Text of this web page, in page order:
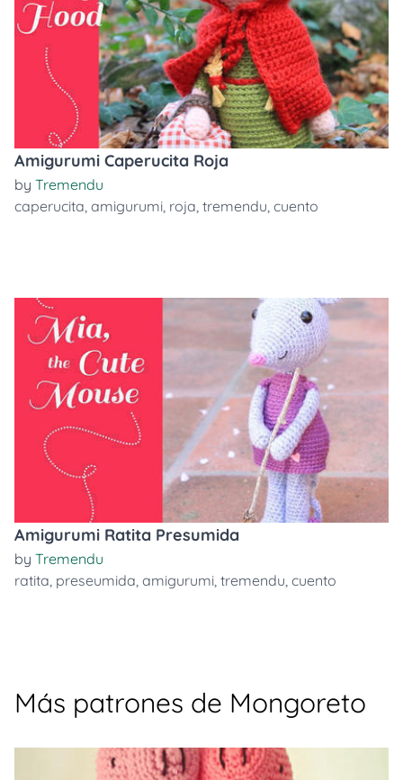
Amigurumi Caperucita Roja
by Tremendu
caperucita, amigurumi, roja, tremendu, cuento
Amigurumi Ratita Presumida
by Tremendu
ratita, preseumida, amigurumi, tremendu, cuento
Más patrones de Mongoreto